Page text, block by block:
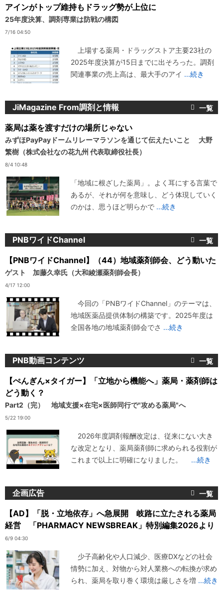
アインがトップ維持もドラッグ勢が上位に
25年度決算、調剤専業は防戦の構図
7/16 04:50
上場する薬局・ドラッグストア主要23社の
2025年度決算が15日までに出そろった。調剤
関連事業の売上高は、最大手のアイ ...続き
JiMagazine From調剤と情報
薬局は薬を渡すだけの場所じゃない
みずほPayPayドームリレーマラソンを通じて伝えたいこと 大野
繁樹（株式会社なの花九州 代表取締役社長）
8/4 10:48
「地域に根ざした薬局」。よく耳にする言葉で
あるが、それが何を意味し、どう体現していく
のかは、思うほど明らかで ...続き
PNBワイドChannel
【PNBワイドChannel】（44）地域薬剤師会、どう動いた
ゲスト 加藤久幸氏（大和綾瀬薬剤師会長）
4/17 12:00
今回の「PNBワイドChannel」のテーマは、
地域医薬品提供体制の構築です。2025年度は
全国各地の地域薬剤師会でさ ...続き
PNB動画コンテンツ
【ぺんぎん×タイガー】「立地から機能へ」薬局・薬剤師は
どう動く？
Part2（完） 地域支援×在宅×医師同行で"攻める薬局"へ
5/22 19:00
2026年度調剤報酬改定は、従来にない大き
な改定となり、薬局薬剤師に求められる役割が
これまで以上に明確になりました。
...続き
企画広告
【AD】「脱・立地依存」へ急展開 岐路に立たされる薬局
経営 「PHARMACY NEWSBREAK」特別編集2026より
6/9 04:30
少子高齢化や人口減少、医療DXなどの社会
情勢に加え、対物から対人業務への転換が求め
られ、薬局を取り巻く環境は厳しさを増 ...続き